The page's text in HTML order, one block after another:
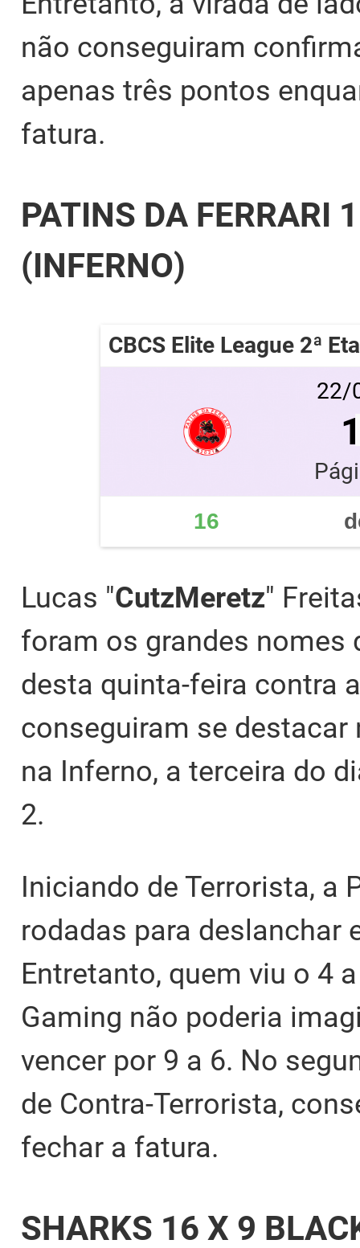
não conseguiram
apenas três pontos
fatura.
PATINS DA FERRARI
(INFERNO)
CBCS Elite League 2ª
22/
16
Lucas "CutzMeretz"
foram os grandes nomes
desta quinta-feira contra
conseguiram se
na Inferno, a terceira do
2.
Iniciando de Terrorista, a
rodadas para deslanchar
Entretanto, quem viu o 4
Gaming não poderia
vencer por 9 a 6. No
de Contra-Terrorista,
fechar a fatura.
SHARKS 16 X 9